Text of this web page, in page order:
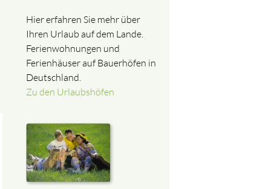
Hier erfahren Sie mehr über
Ihren Urlaub auf dem Lande.
Ferienwohnungen und
Ferienhäuser auf Bauerhöfen in
Deutschland.
Zu den Urlaubshöfen